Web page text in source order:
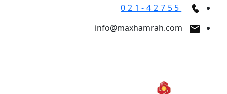
021-42755
info@maxhamrah.com